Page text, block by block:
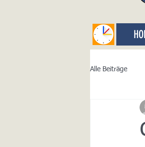
Alle Beiträge